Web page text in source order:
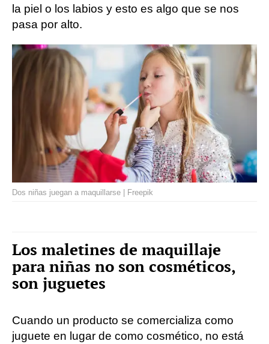
la piel o los labios y esto es algo que se nos
pasa por alto.
Dos niñas juegan a maquillarse | Freepik
Los maletines de maquillaje
para niñas no son cosméticos,
son juguetes
Cuando un producto se comercializa como
juguete en lugar de como cosmético, no está